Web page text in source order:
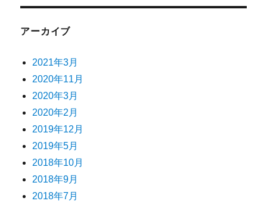
アーカイブ
2021年3月
2020年11月
2020年3月
2020年2月
2019年12月
2019年5月
2018年10月
2018年9月
2018年7月